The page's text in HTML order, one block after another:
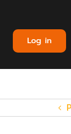
Log in